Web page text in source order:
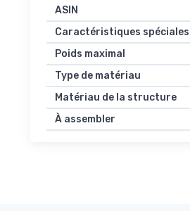
ASIN
Caractéristiques spéciales
Poids maximal
Type de matériau
Matériau de la structure
À assembler